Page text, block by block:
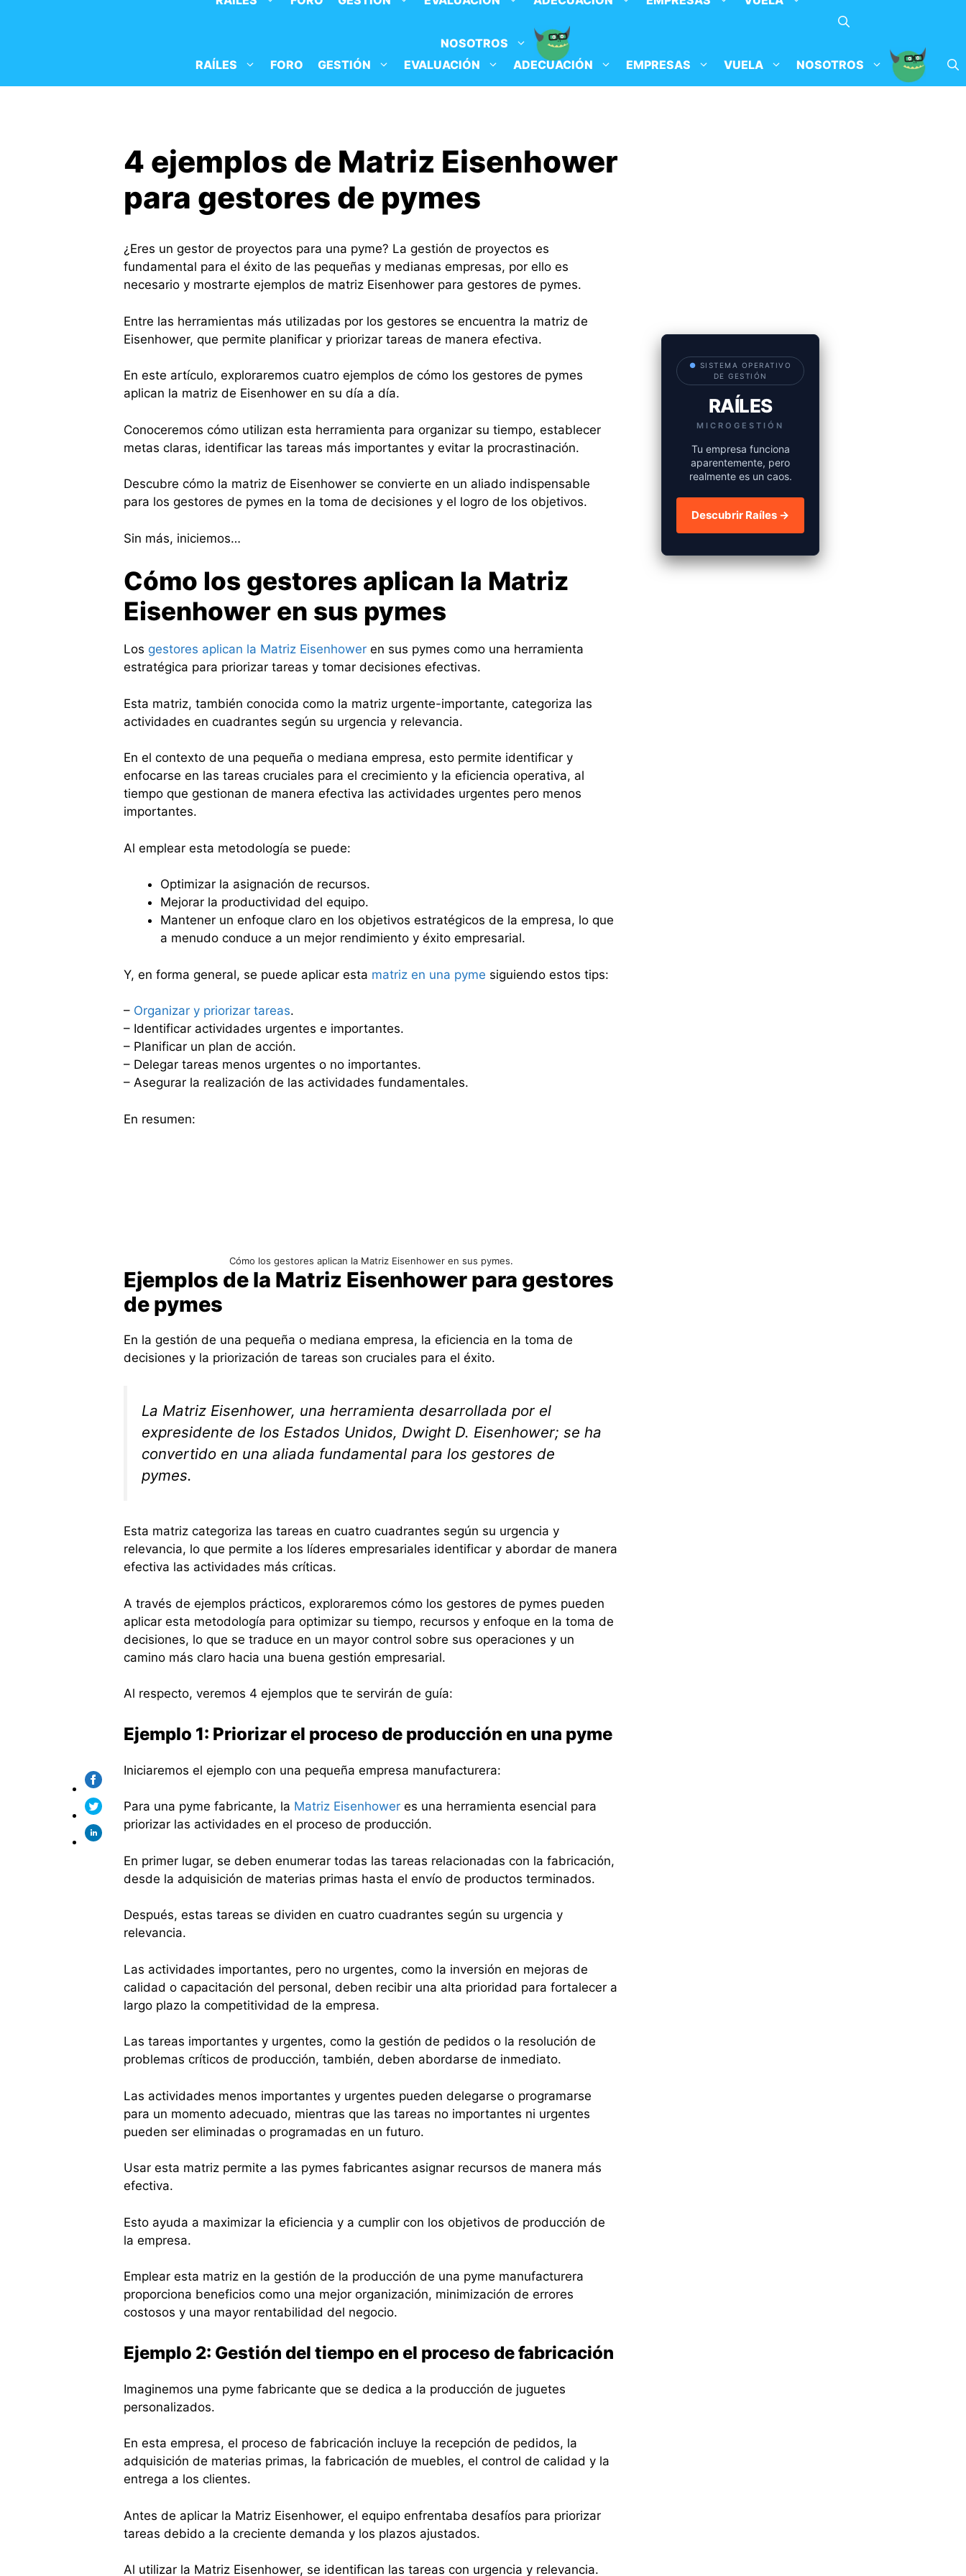
NOSOTROS
RAÍLES
FORO GESTIÓN EVALUACIÓN ADECUACIÓN EMPRESAS VUELA NOSOTROS
4 ejemplos de Matriz Eisenhower
para gestores de pymes
¿Eres un gestor de proyectos para una pyme? La gestión de proyectos es
fundamental para el éxito de las pequeñas y medianas empresas, por ello es
necesario y mostrarte ejemplos de matriz Eisenhower para gestores de pymes.
Entre las herramientas más utilizadas por los gestores se encuentra la matriz de
Eisenhower, que permite planificar y priorizar tareas de manera efectiva.
En este artículo, exploraremos cuatro ejemplos de cómo los gestores de pymes
aplican la matriz de Eisenhower en su día a día.
Conoceremos cómo utilizan esta herramienta para organizar su tiempo, establecer
metas claras, identificar las tareas más importantes y evitar la procrastinación.
Descubre cómo la matriz de Eisenhower se convierte en un aliado indispensable
para los gestores de pymes en la toma de decisiones y el logro de los objetivos.
Sin más, iniciemos…
Cómo los gestores aplican la Matriz
Eisenhower en sus pymes
Los gestores aplican la Matriz Eisenhower en sus pymes como una herramienta
estratégica para priorizar tareas y tomar decisiones efectivas.
Esta matriz, también conocida como la matriz urgente-importante, categoriza las
actividades en cuadrantes según su urgencia y relevancia.
En el contexto de una pequeña o mediana empresa, esto permite identificar y
enfocarse en las tareas cruciales para el crecimiento y la eficiencia operativa, al
tiempo que gestionan de manera efectiva las actividades urgentes pero menos
importantes.
Al emplear esta metodología se puede:
Optimizar la asignación de recursos.
Mejorar la productividad del equipo.
Mantener un enfoque claro en los objetivos estratégicos de la empresa, lo que
a menudo conduce a un mejor rendimiento y éxito empresarial.
Y, en forma general, se puede aplicar esta matriz en una pyme siguiendo estos tips:
– Organizar y priorizar tareas.
– Identificar actividades urgentes e importantes.
– Planificar un plan de acción.
– Delegar tareas menos urgentes o no importantes.
– Asegurar la realización de las actividades fundamentales.
En resumen:
Cómo los gestores aplican la Matriz Eisenhower en sus pymes.
Ejemplos de la Matriz Eisenhower para gestores
de pymes
En la gestión de una pequeña o mediana empresa, la eficiencia en la toma de
decisiones y la priorización de tareas son cruciales para el éxito.
La Matriz Eisenhower, una herramienta desarrollada por el
expresidente de los Estados Unidos, Dwight D. Eisenhower; se ha
convertido en una aliada fundamental para los gestores de
pymes.
Esta matriz categoriza las tareas en cuatro cuadrantes según su urgencia y
relevancia, lo que permite a los líderes empresariales identificar y abordar de manera
efectiva las actividades más críticas.
A través de ejemplos prácticos, exploraremos cómo los gestores de pymes pueden
aplicar esta metodología para optimizar su tiempo, recursos y enfoque en la toma de
decisiones, lo que se traduce en un mayor control sobre sus operaciones y un
camino más claro hacia una buena gestión empresarial.
Al respecto, veremos 4 ejemplos que te servirán de guía:
Ejemplo 1: Priorizar el proceso de producción en una pyme
Iniciaremos el ejemplo con una pequeña empresa manufacturera:
Para una pyme fabricante, la Matriz Eisenhower es una herramienta esencial para
priorizar las actividades en el proceso de producción.
En primer lugar, se deben enumerar todas las tareas relacionadas con la fabricación,
desde la adquisición de materias primas hasta el envío de productos terminados.
Después, estas tareas se dividen en cuatro cuadrantes según su urgencia y
relevancia.
Las actividades importantes, pero no urgentes, como la inversión en mejoras de
calidad o capacitación del personal, deben recibir una alta prioridad para fortalecer a
largo plazo la competitividad de la empresa.
Las tareas importantes y urgentes, como la gestión de pedidos o la resolución de
problemas críticos de producción, también, deben abordarse de inmediato.
Las actividades menos importantes y urgentes pueden delegarse o programarse
para un momento adecuado, mientras que las tareas no importantes ni urgentes
pueden ser eliminadas o programadas en un futuro.
Usar esta matriz permite a las pymes fabricantes asignar recursos de manera más
efectiva.
Esto ayuda a maximizar la eficiencia y a cumplir con los objetivos de producción de
la empresa.
Emplear esta matriz en la gestión de la producción de una pyme manufacturera
proporciona beneficios como una mejor organización, minimización de errores
costosos y una mayor rentabilidad del negocio.
Ejemplo 2: Gestión del tiempo en el proceso de fabricación
Imaginemos una pyme fabricante que se dedica a la producción de juguetes
personalizados.
En esta empresa, el proceso de fabricación incluye la recepción de pedidos, la
adquisición de materias primas, la fabricación de muebles, el control de calidad y la
entrega a los clientes.
Antes de aplicar la Matriz Eisenhower, el equipo enfrentaba desafíos para priorizar
tareas debido a la creciente demanda y los plazos ajustados.
Al utilizar la Matriz Eisenhower, se identifican las tareas con urgencia y relevancia.
● SISTEMA OPERATIVO
DE GESTIÓN
RAÍLES
MICROGESTIÓN
Tu empresa funciona
aparentemente, pero
realmente es un caos.
Descubrir Raíles →